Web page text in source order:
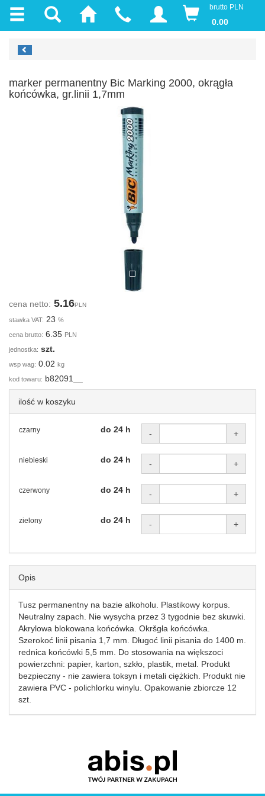
brutto PLN
0.00
marker permanentny Bic Marking 2000, okrągła
końcówka, gr.linii 1,7mm
cena netto: 5.16PLN
stawka VAT: 23 %
cena brutto: 6.35 PLN
jednostka: szt.
wsp wag: 0.02 kg
kod towaru: b82091__
ilość w koszyku
czarny do 24 h - +
niebieski do 24 h - +
czerwony do 24 h - +
zielony do 24 h - +
Opis
Tusz permanentny na bazie alkoholu. Plastikowy korpus.
Neutralny zapach. Nie wysycha przez 3 tygodnie bez skuwki.
Akrylowa blokowana końcówka. Okršgła końcówka.
Szerokoć linii pisania 1,7 mm. Długoć linii pisania do 1400 m.
rednica końcówki 5,5 mm. Do stosowania na większoci
powierzchni: papier, karton, szkło, plastik, metal. Produkt
bezpieczny - nie zawiera toksyn i metali ciężkich. Produkt nie
zawiera PVC - polichlorku winylu. Opakowanie zbiorcze 12
szt.